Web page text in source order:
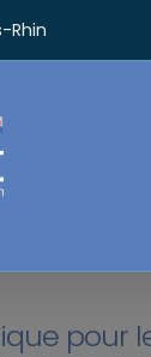
Rhin
pour